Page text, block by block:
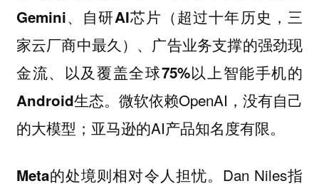
Gemini、自研AI芯片（超过十年历史，三
家云厂商中最久）、广告业务支撑的强劲现
金流、以及覆盖全球75%以上智能手机的
Android生态。微软依赖OpenAI，没有自己
的大模型；亚马逊的AI产品知名度有限。
Meta的处境则相对令人担忧。Dan Niles指